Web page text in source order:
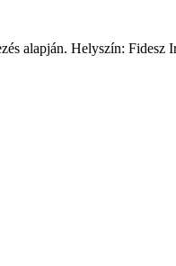
alapján. Helyszín: